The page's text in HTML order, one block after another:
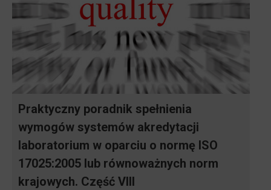
Praktyczny poradnik spełnienia
wymogów systemów akredytacji
laboratorium w oparciu o normę ISO
17025:2005 lub równoważnych norm
krajowych. Część VIII